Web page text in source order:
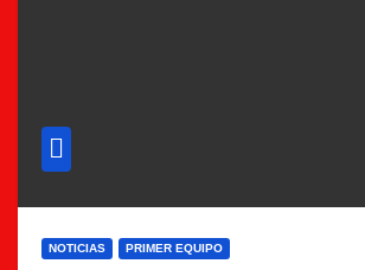
NOTICIAS PRIMER EQUIPO